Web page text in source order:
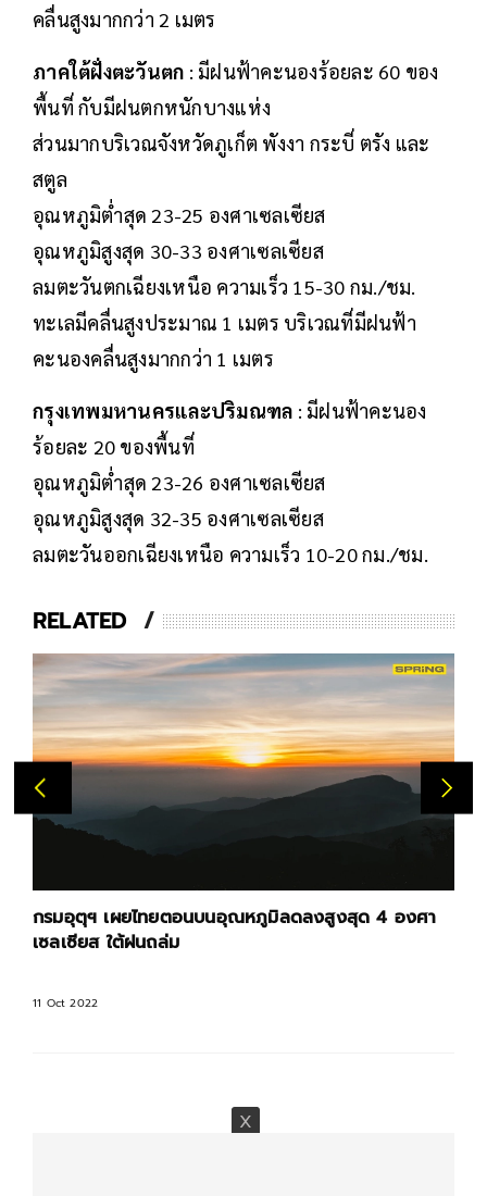
คลื่นสูงมากกว่า 2 เมตร
ภาคใต้ฝั่งตะวันตก : มีฝนฟ้าคะนองร้อยละ 60 ของ
พื้นที่ กับมีฝนตกหนักบางแห่ง
ส่วนมากบริเวณจังหวัดภูเก็ต พังงา กระบี่ ตรัง และ
สตูล
อุณหภูมิต่ำสุด 23-25 องศาเซลเซียส
อุณหภูมิสูงสุด 30-33 องศาเซลเซียส
ลมตะวันตกเฉียงเหนือ ความเร็ว 15-30 กม./ชม.
ทะเลมีคลื่นสูงประมาณ 1 เมตร บริเวณที่มีฝนฟ้า
คะนองคลื่นสูงมากกว่า 1 เมตร
กรุงเทพมหานครและปริมณฑล : มีฝนฟ้าคะนอง
ร้อยละ 20 ของพื้นที่
อุณหภูมิต่ำสุด 23-26 องศาเซลเซียส
อุณหภูมิสูงสุด 32-35 องศาเซลเซียส
ลมตะวันออกเฉียงเหนือ ความเร็ว 10-20 กม./ชม.
RELATED
กรมอุตุฯ เผยไทยตอนบนอุณหภูมิลดลงสูงสุด 4 องศา
เซลเซียส ใต้ฝนถล่ม
11 Oct 2022